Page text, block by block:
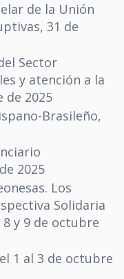
de la Unión
31 de
Sector
y atención a la
de 2025
Brasileño,
2025
Los
Solidaria
y 9 de octubre
1 al 3 de octubre